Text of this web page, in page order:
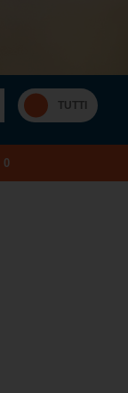
0